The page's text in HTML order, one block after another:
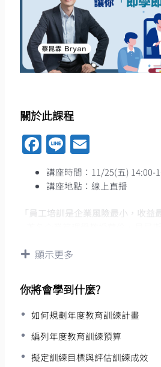
關於此課程
Facebook
LineEmail
講座時間：11/25(五) 14:00-
講座地點：線上直播
「員工培訓是企業風險最小，收益
今年總算告一段落！相信負責辦訓
不過呢！結束總是下一個目標的開始
是否該提前為明年度做準備了呢？
–
忙歸忙，「年度教育訓練計畫」
位的每年重頭戲之一。​
身為人資主管/承辦人員的你
顯示更多
你將會學到什麼?
如何規劃年度教育訓練計畫
編列年度教育訓練預算
擬定訓練目標與評估訓練成效